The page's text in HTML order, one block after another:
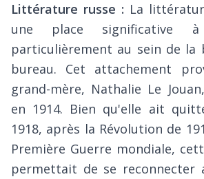
Littérature russe : La
une place significative
particulièrement au sein de la
bureau. Cet attachement
grand-mère, Nathalie Le
en 1914. Bien qu'elle ait
1918, après la Révolution de
Première Guerre mondiale,
permettait de se reconnecter